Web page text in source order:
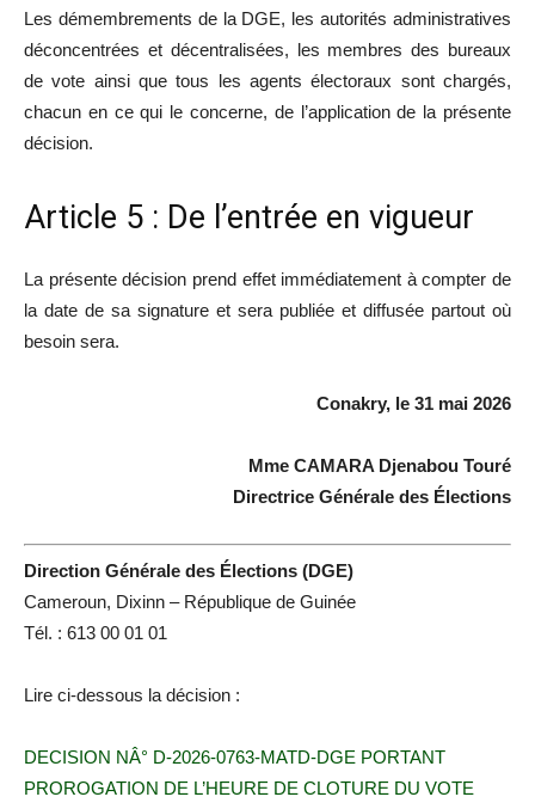
Les démembrements de la DGE, les autorités administratives
déconcentrées et décentralisées, les membres des bureaux
de vote ainsi que tous les agents électoraux sont chargés,
chacun en ce qui le concerne, de l’application de la présente
décision.
Article 5 : De l’entrée en vigueur
La présente décision prend effet immédiatement à compter de
la date de sa signature et sera publiée et diffusée partout où
besoin sera.
Conakry, le 31 mai 2026
Mme CAMARA Djenabou Touré
Directrice Générale des Élections
Direction Générale des Élections (DGE)
Cameroun, Dixinn – République de Guinée
Tél. : 613 00 01 01
Lire ci-dessous la décision :
DECISION NÂ° D-2026-0763-MATD-DGE PORTANT
PROROGATION DE L’HEURE DE CLOTURE DU VOTE